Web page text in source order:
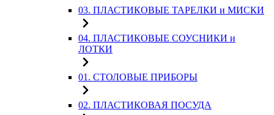
03. ПЛАСТИКОВЫЕ ТАРЕЛКИ и МИСКИ
04. ПЛАСТИКОВЫЕ СОУСНИКИ и
ЛОТКИ
01. СТОЛОВЫЕ ПРИБОРЫ
02. ПЛАСТИКОВАЯ ПОСУДА